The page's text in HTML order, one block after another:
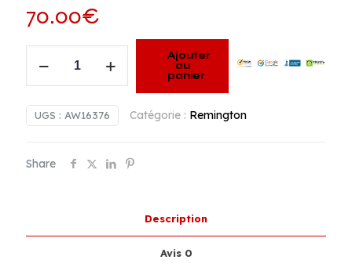
70.00€
Remington
1/2
Ajouter
au
panier
UGS : AW16376 Catégorie : Remington
Share
Description
Avis 0